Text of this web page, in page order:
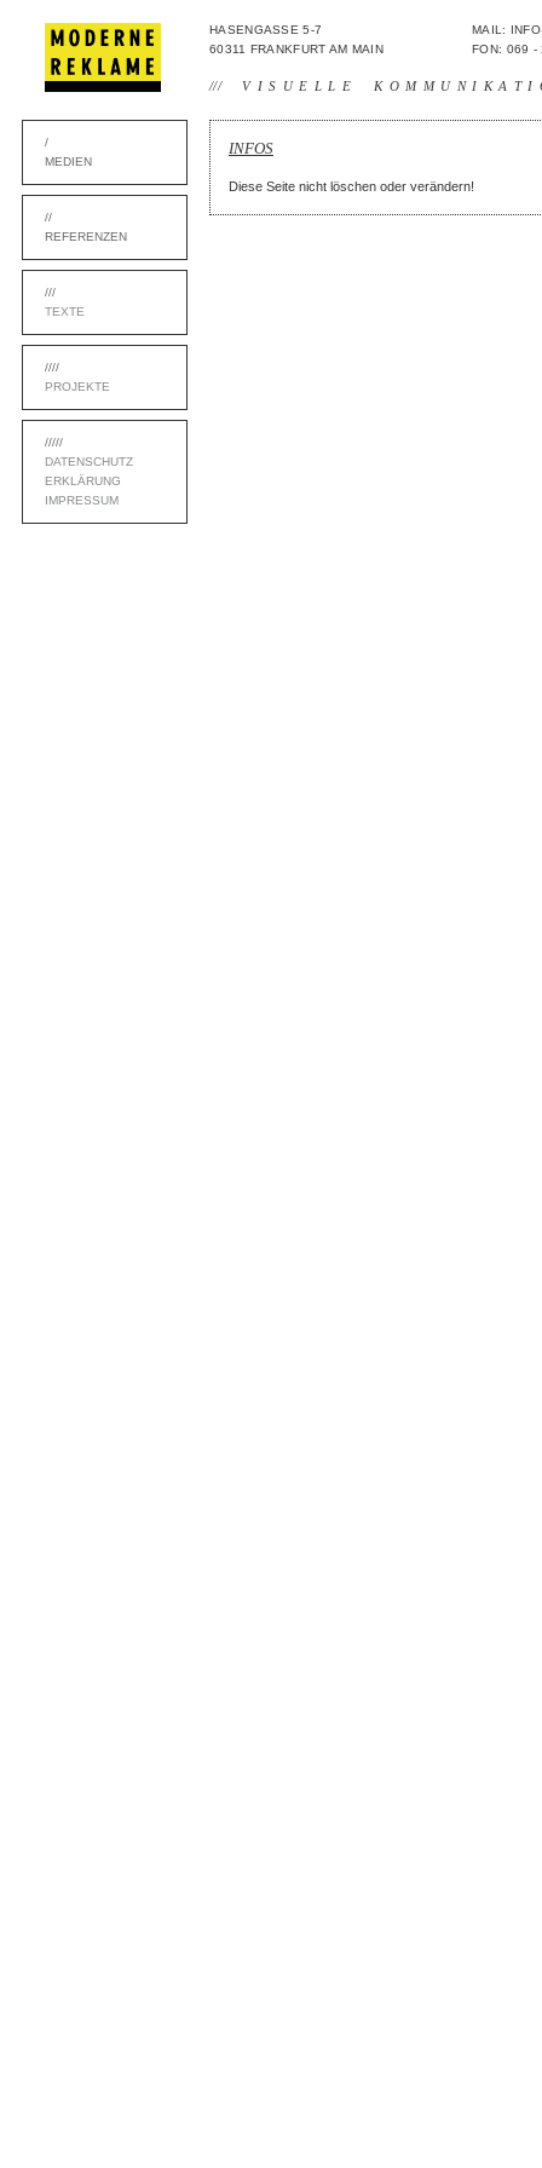
HASENGASSE 5-7
60311 FRANKFURT AM MAIN
MAIL:
FON: 069 -
/// VISUELLE
/
MEDIEN
//
REFERENZEN
///
TEXTE
////
PROJEKTE
/////
DATENSCHUTZ
ERKLÄRUNG
IMPRESSUM
INFOS
Diese Seite nicht löschen oder verändern!